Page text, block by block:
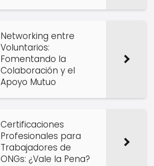
Networking entre
Voluntarios:
Fomentando la
Colaboración y el
Apoyo Mutuo
Certificaciones
Profesionales para
Trabajadores de
ONGs: ¿Vale la Pena?